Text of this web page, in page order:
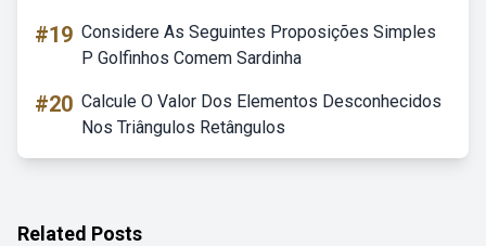
#19 Considere As Seguintes Proposições Simples
P Golfinhos Comem Sardinha
#20 Calcule O Valor Dos Elementos Desconhecidos
Nos Triângulos Retângulos
Related Posts